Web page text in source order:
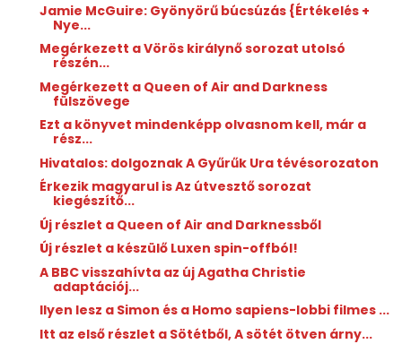
Jamie McGuire: Gyönyörű ​búcsúzás {Értékelés +
Nye...
Megérkezett a Vörös királynő sorozat utolsó
részén...
Megérkezett a Queen of Air and Darkness
fülszövege
Ezt a könyvet mindenképp olvasnom kell, már a
rész...
Hivatalos: dolgoznak A Gyűrűk Ura tévésorozaton
Érkezik magyarul is Az útvesztő sorozat
kiegészítő...
Új részlet a Queen of Air and Darknessből
Új részlet a készülő Luxen spin-offból!
A BBC visszahívta az új Agatha Christie
adaptációj...
Ilyen lesz a Simon és a Homo sapiens-lobbi filmes ...
Itt az első részlet a Sötétből, A sötét ötven árny...